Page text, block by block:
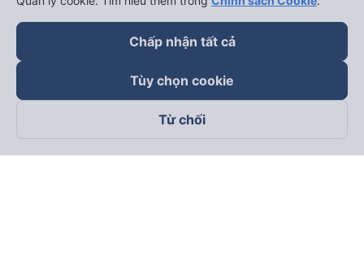
Theo dõi chúng tôi trên
Chấp nhận tất cả
Tùy chọn cookie
Từ chối